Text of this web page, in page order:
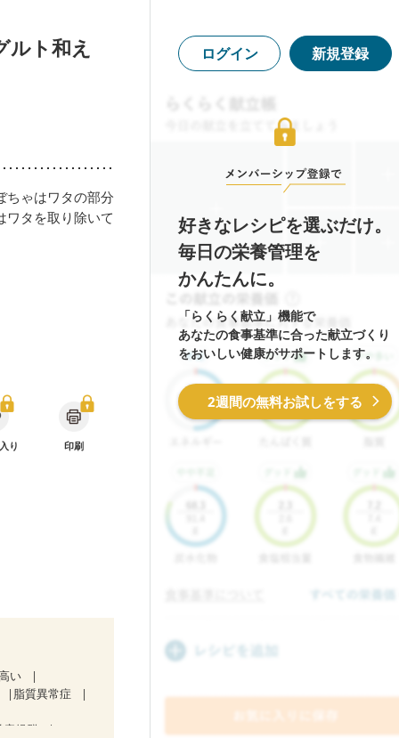
ト和え
ちゃはワタの部分
ワタを取り除いて
り 印刷
い
脂質異常症
候群
ログイン 新規登録
好きなレシピを選ぶだけ。
毎日の栄養管理を
かんたんに。
「らくらく献立」機能で
あなたの食事基準に合った献立づくり
をおいしい健康がサポートします。
2週間の無料お試しをする